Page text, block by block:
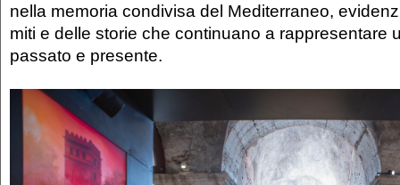
nella memoria condivisa del Mediterraneo,
miti e delle storie che continuano a rappresentare
passato e presente.